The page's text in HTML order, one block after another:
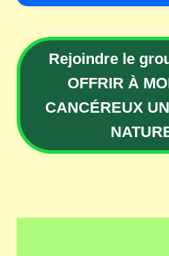
Rejoindre le
OFFRIR À
CANCÉREUX